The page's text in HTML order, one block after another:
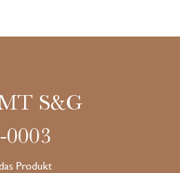
S&G
Produkt